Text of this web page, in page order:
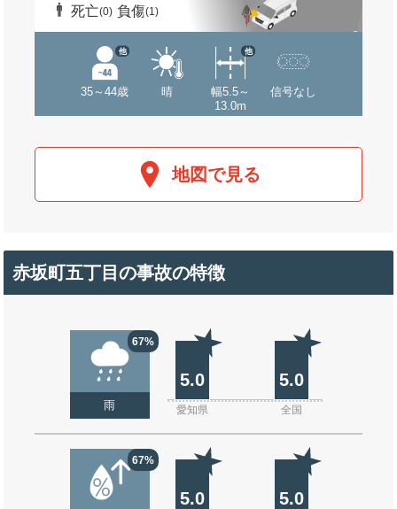
死亡(0) 負傷(1)
35～44歳
他
晴
幅5.5～
13.0m
他
信号なし
地図で見る
赤坂町五丁目の事故の特徴
67%
雨
5.0 5.0
愛知県 全国
67%
5.0 5.0